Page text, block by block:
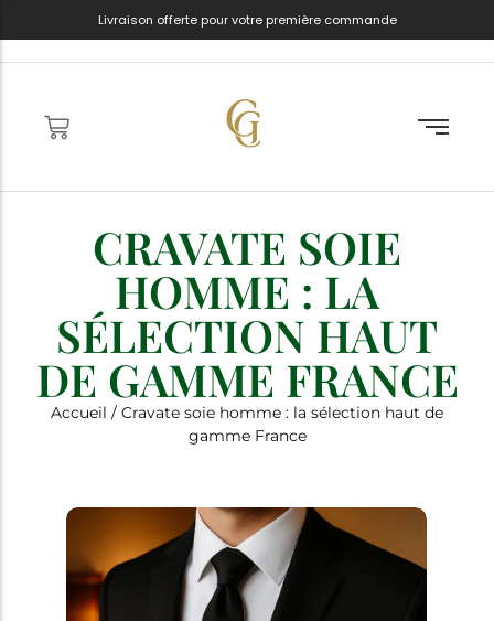
Livraison offerte pour votre première commande
Carafes à whisky
Coupe-cigares
Noeuds papillon
Boites à montres
Ceintures
CRAVATE SOIE
HOMME : LA
SÉLECTION HAUT
DE GAMME FRANCE
Accueil / Cravate soie homme : la sélection haut de
gamme France